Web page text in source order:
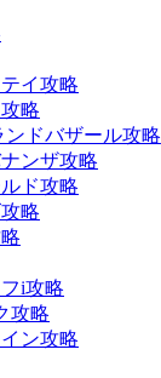
イ攻略
略
ドバザール攻略
ンザ攻略
ド攻略
略
i攻略
攻略
ン攻略